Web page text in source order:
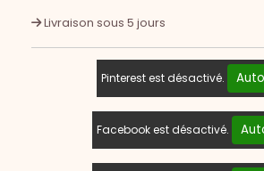
Livraison sous 5 jours
Pinterest est désactivé.
Facebook est désactivé.